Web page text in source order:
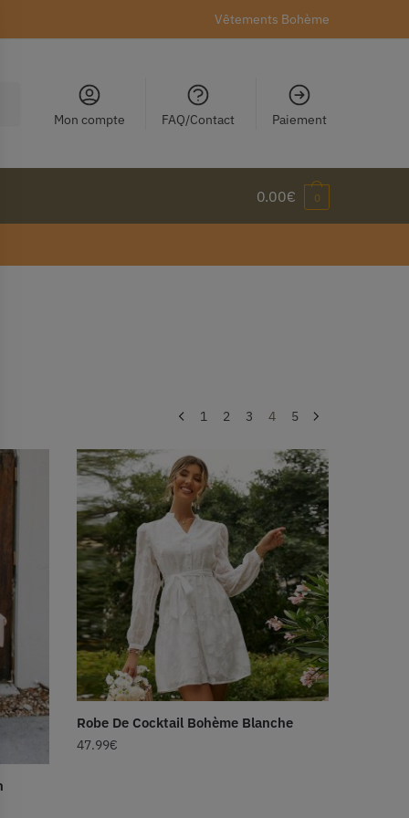
Vêtements Bohème
Mon compte FAQ/Contact Paiement
0.00€ 0
1 2 3 4 5
Robe De Cocktail Bohème Blanche
47.99€